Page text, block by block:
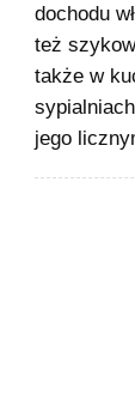
dochodu
też
także w
jego